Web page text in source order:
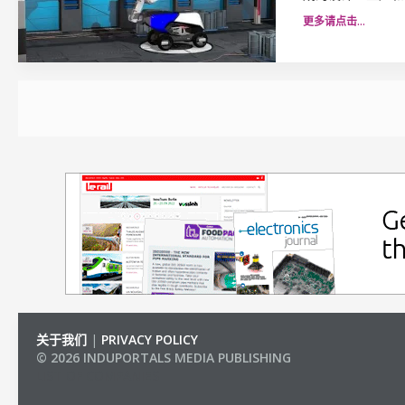
更多请点击…
关于我们 | PRIVACY POLICY
© 2026 INDUPORTALS MEDIA PUBLISHING